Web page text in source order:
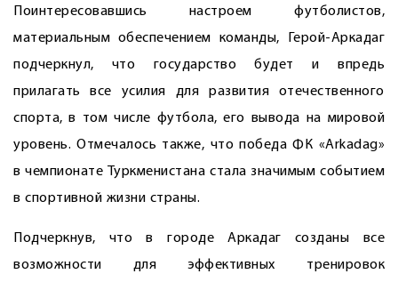
Поинтересовавшись настроем футболистов,
материальным обеспечением команды, Герой-Аркадаг
подчеркнул, что государство будет и впредь
прилагать все усилия для развития отечественного
спорта, в том числе футбола, его вывода на мировой
уровень. Отмечалось также, что победа ФК «Arkadag»
в чемпионате Туркменистана стала значимым событием
в спортивной жизни страны.
Подчеркнув, что в городе Аркадаг созданы все
возможности для эффективных тренировок